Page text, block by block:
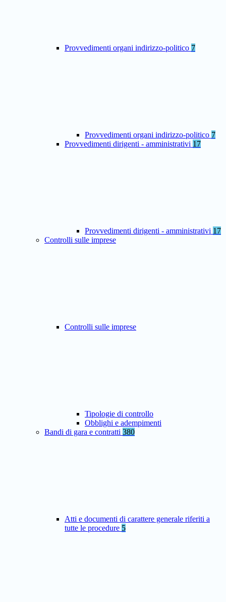
Provvedimenti organi indirizzo-politico 7
Provvedimenti organi indirizzo-politico 7
Provvedimenti dirigenti - amministrativi 17
Provvedimenti dirigenti - amministrativi 17
Controlli sulle imprese
Controlli sulle imprese
Tipologie di controllo
Obblighi e adempimenti
Bandi di gara e contratti 380
Atti e documenti di carattere generale riferiti a
tutte le procedure 5